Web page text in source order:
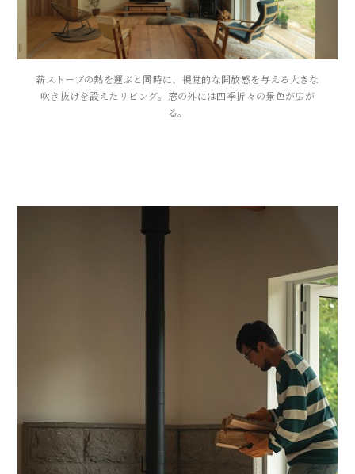
薪ストーブの熱を運ぶと同時に、視覚的な開放感を与える大きな
吹き抜けを設えたリビング。窓の外には四季折々の景色が広が
る。